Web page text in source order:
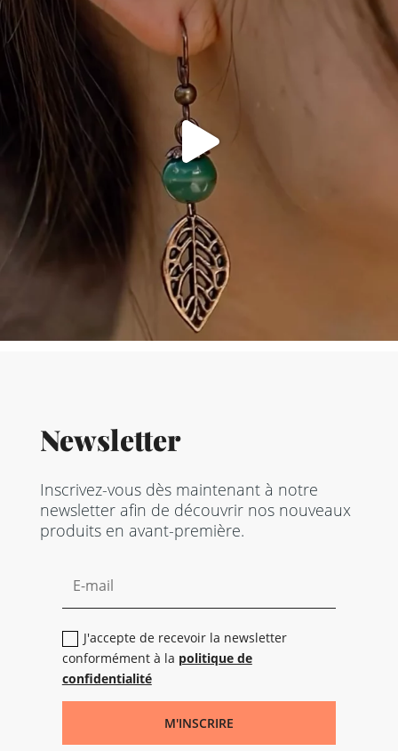
Newsletter
Inscrivez-vous dès maintenant à notre
newsletter afin de découvrir nos nouveaux
produits en avant-première.
J'accepte de recevoir la newsletter
conformément à la politique de
confidentialité
M'INSCRIRE